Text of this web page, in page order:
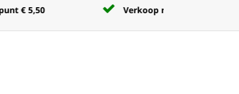
Verkoop nieuw en ongebruikt